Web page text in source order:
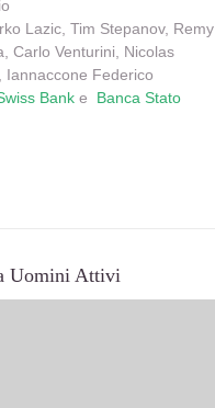
Lazic, Tim Stepanov, Remy
Carlo Venturini, Nicolas
Iannaccone Federico
Bank e Banca Stato
Uomini Attivi